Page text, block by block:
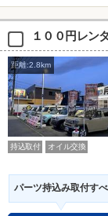
１００円レン
距離:2.8km
持込取付 オイル交換
パーツ持込み取付す